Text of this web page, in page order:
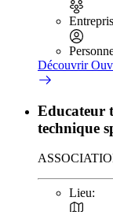
Découvrir
Educateur
technique
Lieu: